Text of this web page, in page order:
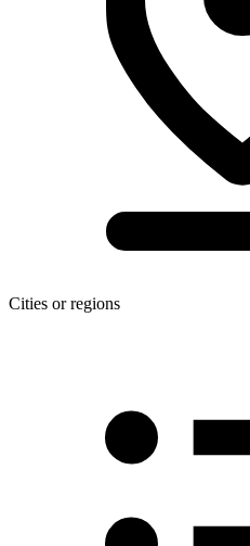
Cities or regions